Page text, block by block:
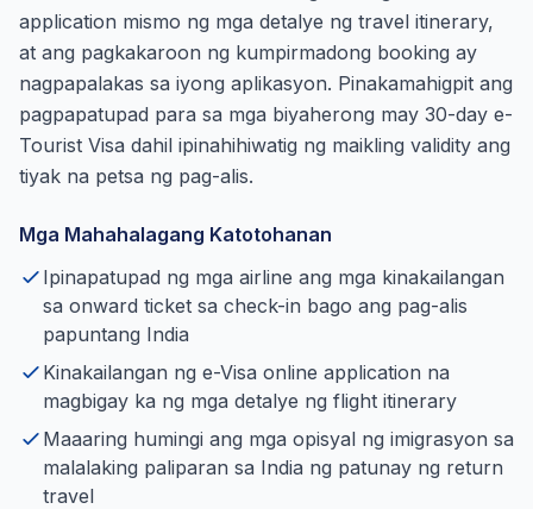
application mismo ng mga detalye ng travel itinerary,
at ang pagkakaroon ng kumpirmadong booking ay
nagpapalakas sa iyong aplikasyon. Pinakamahigpit ang
pagpapatupad para sa mga biyaherong may 30-day e-
Tourist Visa dahil ipinahihiwatig ng maikling validity ang
tiyak na petsa ng pag-alis.
Mga Mahahalagang Katotohanan
Ipinapatupad ng mga airline ang mga kinakailangan
sa onward ticket sa check-in bago ang pag-alis
papuntang India
Kinakailangan ng e-Visa online application na
magbigay ka ng mga detalye ng flight itinerary
Maaaring humingi ang mga opisyal ng imigrasyon sa
malalaking paliparan sa India ng patunay ng return
travel